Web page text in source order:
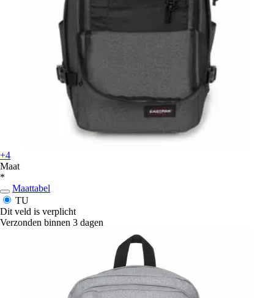
+4
Maat
*
Maattabel
TU
Dit veld is verplicht
Verzonden binnen 3 dagen